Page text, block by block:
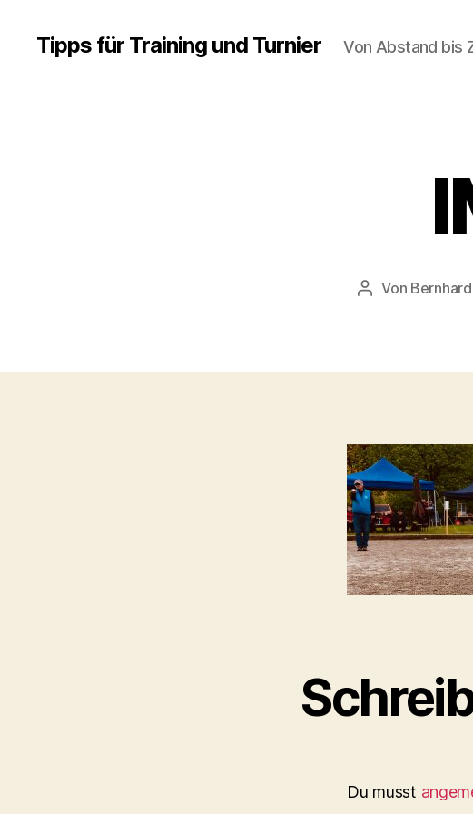
Tipps für Training und Turnier Von Abstand bis
Beitragsautor
Von
Du musst